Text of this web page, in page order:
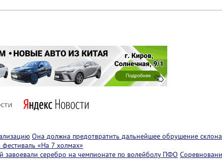
Она должна предотвратить дальнейшее обрушение
«На 7 холмах»
завоевали серебро на чемпионате по волейболу ПФО